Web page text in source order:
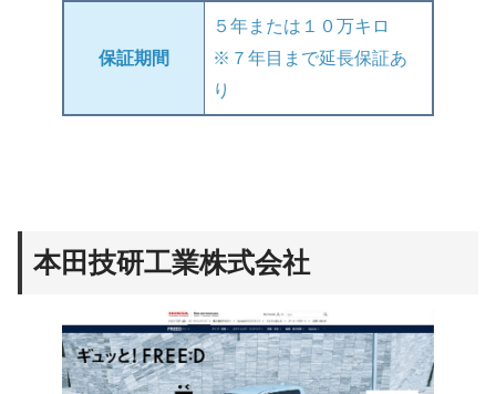
保証期間
５年または１０万キロ
※７年目まで延長保証あ
り
本田技研工業株式会社